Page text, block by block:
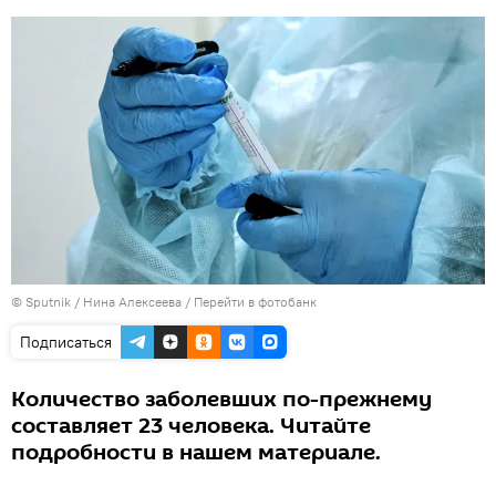
© Sputnik / Нина Алексеева / Перейти в фотобанк
Подписаться
Количество заболевших по-прежнему
составляет 23 человека. Читайте
подробности в нашем материале.